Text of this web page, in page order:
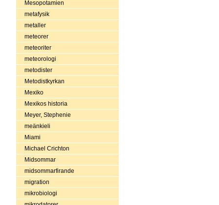
Mesopotamien
metafysik
metaller
meteorer
meteoriter
meteorologi
metodister
Metodistkyrkan
Mexiko
Mexikos historia
Meyer, Stephenie
meänkieli
Miami
Michael Crichton
Midsommar
midsommarfirande
migration
mikrobiologi